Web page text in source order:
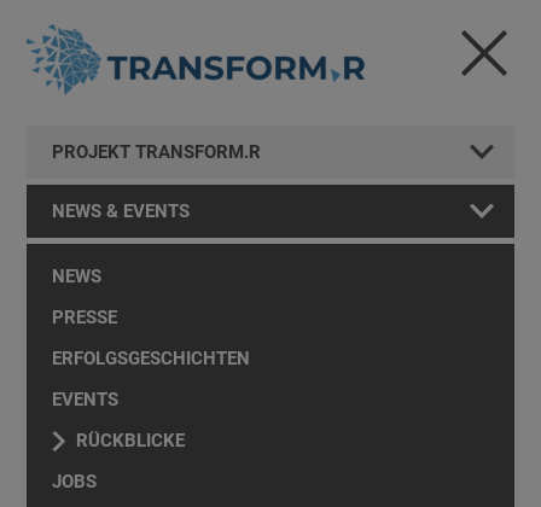
PROJEKT TRANSFORM.R
NEWS & EVENTS
NEWS
PRESSE
ERFOLGSGESCHICHTEN
EVENTS
RÜCKBLICKE
JOBS